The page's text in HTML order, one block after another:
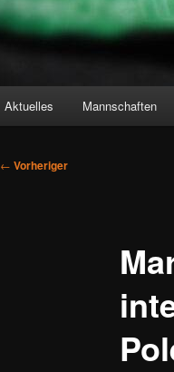
Aktuelles Mannschaften
Beitragsnavigation
← Vorheriger